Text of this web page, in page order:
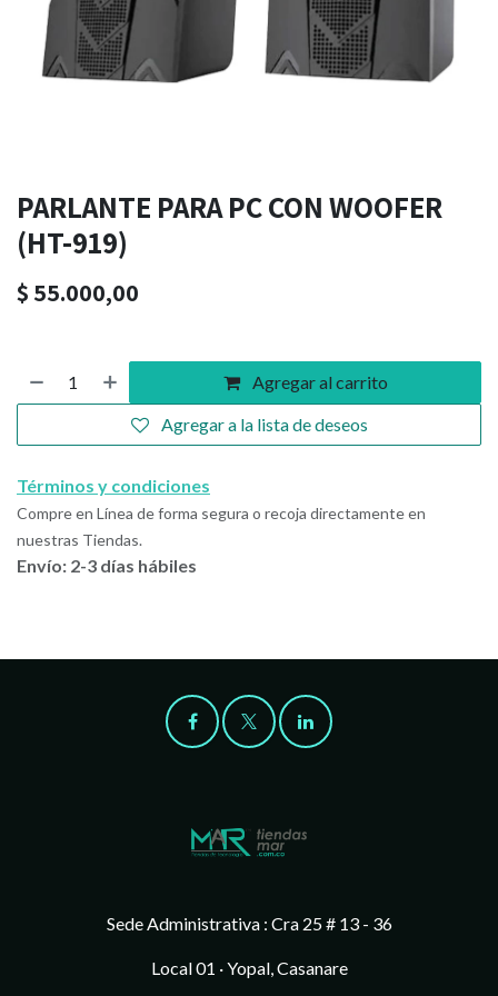
PARLANTE PARA PC CON WOOFER
(HT-919)
$ 55.000,00
Agregar al carrito
Agregar a la lista de deseos
Términos y condiciones
Compre en Línea de forma segura o recoja directamente en
nuestras Tiendas.
Envío: 2-3 días hábiles
Sede Administrativa : Cra 25 # 13 - 36
Local 01 · Yopal, Casanare